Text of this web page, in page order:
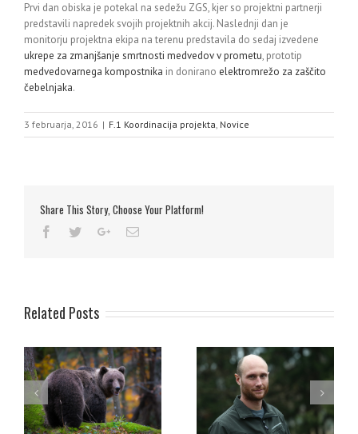
Prvi dan obiska je potekal na sedežu ZGS, kjer so projektni partnerji
predstavili napredek svojih projektnih akcij. Naslednji dan je
monitorju projektna ekipa na terenu predstavila do sedaj izvedene
ukrepe za zmanjšanje smrtnosti medvedov v prometu, prototip
medvedovarnega kompostnika in donirano elektromrežo za zaščito
čebelnjaka.
3 februarja, 2016 | F.1 Koordinacija projekta, Novice
Share This Story, Choose Your Platform!
Related Posts
Rok Černe – Ime tedna na
Valu 202
LIFE DINALP BEAR je
najboljši!